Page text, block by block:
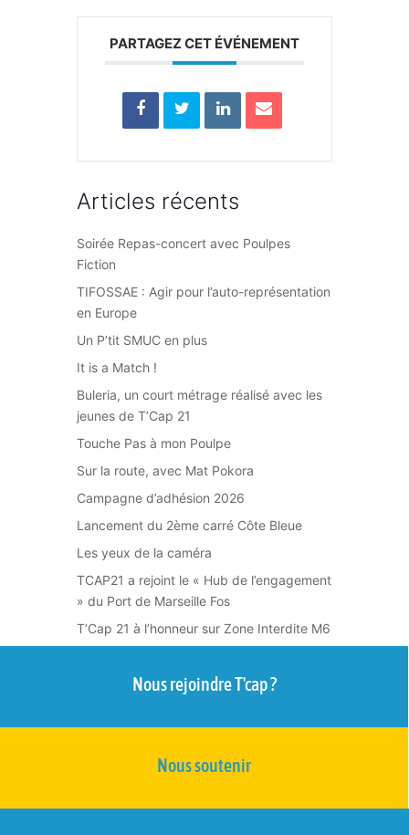
PARTAGEZ CET ÉVÉNEMENT
Articles récents
Soirée Repas-concert avec Poulpes
Fiction
TIFOSSAE : Agir pour l’auto-représentation
en Europe
Un P’tit SMUC en plus
It is a Match !
Buleria, un court métrage réalisé avec les
jeunes de T’Cap 21
Touche Pas à mon Poulpe
Sur la route, avec Mat Pokora
Campagne d’adhésion 2026
Lancement du 2ème carré Côte Bleue
Les yeux de la caméra
TCAP21 a rejoint le « Hub de l’engagement
» du Port de Marseille Fos
T’Cap 21 à l’honneur sur Zone Interdite M6
Nous rejoindre T'cap ?
Nous soutenir